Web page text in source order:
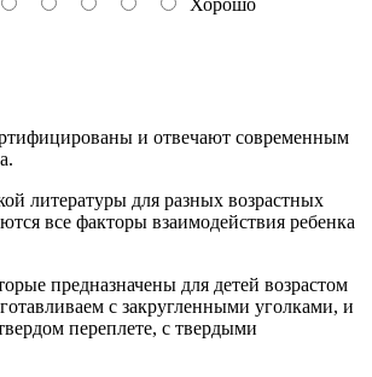
и отвечают современным
литературы для разных возрастных
все факторы взаимодействия ребенка
предназначены для детей возрастом
с закругленными уголками, и
переплете, с твердыми